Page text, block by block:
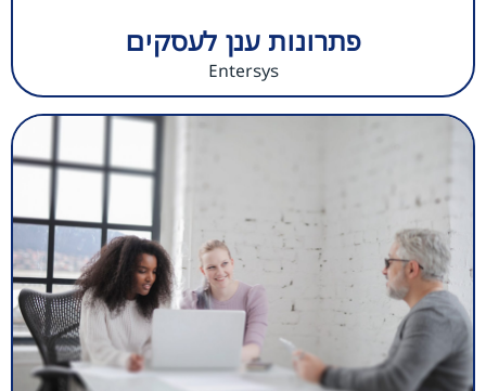
פתרונות ענן לעסקים
Entersys